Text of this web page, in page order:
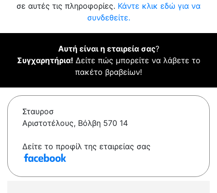
σε αυτές τις πληροφορίες. Κάντε κλικ εδώ για να
συνδεθείτε.
Αυτή είναι η εταιρεία σας?
Συγχαρητήρια! Δείτε πώς μπορείτε να λάβετε το
πακέτο βραβείων!
Σταυροσ
Αριστοτέλους, Βόλβη 570 14
Δείτε το προφίλ της εταιρείας σας